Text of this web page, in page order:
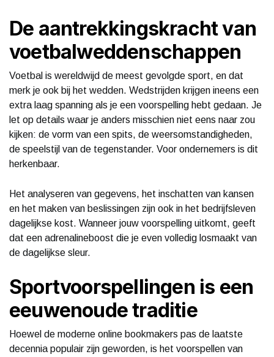
De aantrekkingskracht van
voetbalweddenschappen
Voetbal is wereldwijd de meest gevolgde sport, en dat
merk je ook bij het wedden. Wedstrijden krijgen ineens een
extra laag spanning als je een voorspelling hebt gedaan. Je
let op details waar je anders misschien niet eens naar zou
kijken: de vorm van een spits, de weersomstandigheden,
de speelstijl van de tegenstander. Voor ondernemers is dit
herkenbaar.
Het analyseren van gegevens, het inschatten van kansen
en het maken van beslissingen zijn ook in het bedrijfsleven
dagelijkse kost. Wanneer jouw voorspelling uitkomt, geeft
dat een adrenalineboost die je even volledig losmaakt van
de dagelijkse sleur.
Sportvoorspellingen is een
eeuwenoude traditie
Hoewel de moderne online bookmakers pas de laatste
decennia populair zijn geworden, is het voorspellen van